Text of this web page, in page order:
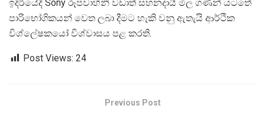
ඉදිරියේදී Sony රූපවාහිනී වඩාත් සහනදායී මිල ගණන් යටතේ
පාරිභෝගිකයන් වෙත ලබා දීමට හැකි වනු ඇතැයි ආර්ථික
විශ්ලේෂකයෝ විශ්වාසය පළ කරති.
Post Views: 24
Previous Post